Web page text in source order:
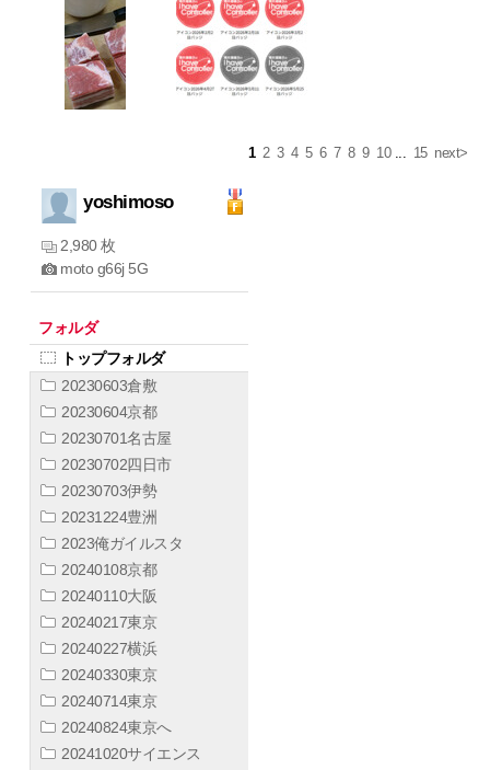
1 2 3 4 5 6 7 8 9 10... 15 next>
yoshimoso
2,980 枚
moto g66j 5G
フォルダ
トップフォルダ
20230603倉敷
20230604京都
20230701名古屋
20230702四日市
20230703伊勢
20231224豊洲
2023俺ガイルスタ
20240108京都
20240110大阪
20240217東京
20240227横浜
20240330東京
20240714東京
20240824東京へ
20241020サイエンス